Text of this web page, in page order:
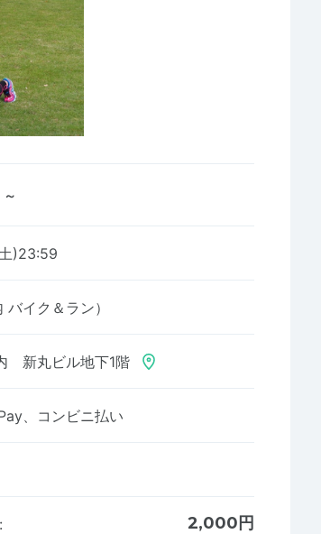
)23:59
イク＆ラン）
新丸ビル地下1階
、コンビニ払い
: 2,000円